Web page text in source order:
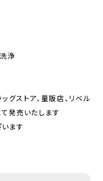
浄
グストア、量販店、リベル
て発売いたします
ます